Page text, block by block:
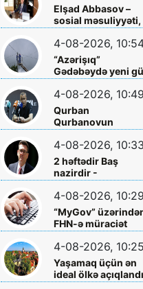
Elşad Abbasov –
sosial məsuliyyəti,
xeyriyyəçiliyi və
dəyərlərə bağlılığı
ilə seçilən nüfuzlu
rəhbər
4-08-2026,
“Azərişıq”
Gədəbəydə yeni
mərkəzləri
quraşdırdı
4-08-2026, 10:49
Qurban
Qurbanovun
mətbuat konfransı
Bakıda olacaq
4-08-2026, 10:33
2 həftədir Baş
nazirdir -
Məzuniyyətə çıxır
4-08-2026, 10:29
“MyGov”
FHN-ə müraciət
etmək olacaq
4-08-2026, 10:25
Yaşamaq üçün ən
ideal ölkə açıqlandı